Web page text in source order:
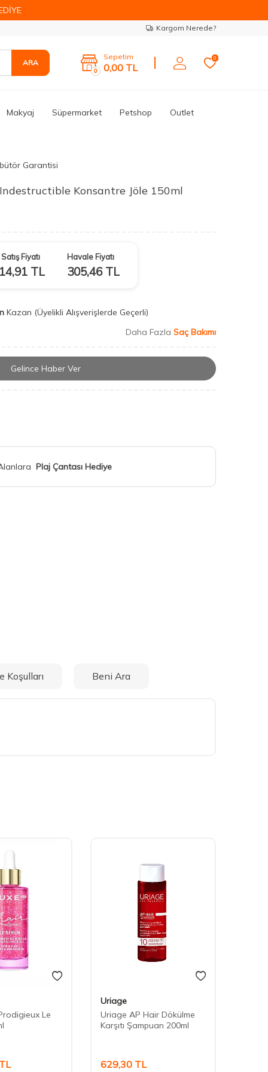
Kargom Nerede?
ARA
0
Sepetim
0,00 TL
0
Makyaj Süpermarket Petshop Outlet
Garantisi
Konsantre Jöle 150ml
Satış Fiyatı
TL
Havale Fiyatı
305,46TL
Kazan (Üyelikli Alışverişlerde Geçerli)
Daha Fazla Saç Bakımı
Gelince Haber Ver
Plaj Çantası Hediye
Koşulları Beni Ara
Le
TL
Uriage
Uriage AP Hair Dökülme
Karşıtı Şampuan 200ml
629,30 TL